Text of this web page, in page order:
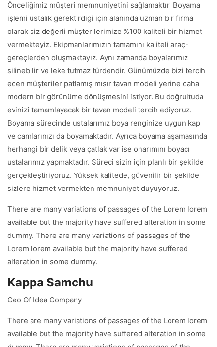
Önceliğimiz müşteri memnuniyetini sağlamaktır. Boyama
işlemi ustalık gerektirdiği için alanında uzman bir firma
olarak siz değerli müşterilerimize %100 kaliteli bir hizmet
vermekteyiz. Ekipmanlarımızın tamamını kaliteli araç-
gereçlerden oluşmaktayız. Aynı zamanda boyalarımız
silinebilir ve leke tutmaz türdendir. Günümüzde bizi tercih
eden müşteriler patlamış mısır tavan modeli yerine daha
modern bir görünüme dönüşmesini istiyor. Bu doğrultuda
evinizi tamamlayacak bir tavan modeli tercih ediyoruz.
Boyama sürecinde ustalarımız boya renginize uygun kapı
ve camlarınızı da boyamaktadır. Ayrıca boyama aşamasında
herhangi bir delik veya çatlak var ise onarımını boyacı
ustalarımız yapmaktadır. Süreci sizin için planlı bir şekilde
gerçekleştiriyoruz. Yüksek kalitede, güvenilir bir şekilde
sizlere hizmet vermekten memnuniyet duyuyoruz.
There are many variations of passages of the Lorem lorem
available but the majority have suffered alteration in some
dummy. There are many variations of passages of the
Lorem lorem available but the majority have suffered
alteration in some dummy.
Kappa Samchu
Ceo Of Idea Company
There are many variations of passages of the Lorem lorem
available but the majority have suffered alteration in some